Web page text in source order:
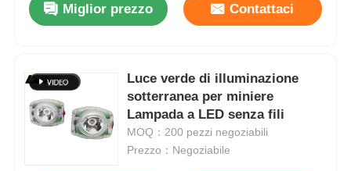
Miglior prezzo Contattaci
Luce verde di illuminazione
sotterranea per miniere
Lampada a LED senza fili
MOQ：200 pezzi negoziabili
Prezzo：Negoziabile